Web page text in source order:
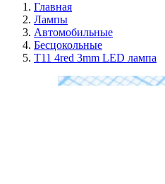
Главная
Лампы
Автомобильные
Бесцокольные
T11 4red 3mm LED лампа